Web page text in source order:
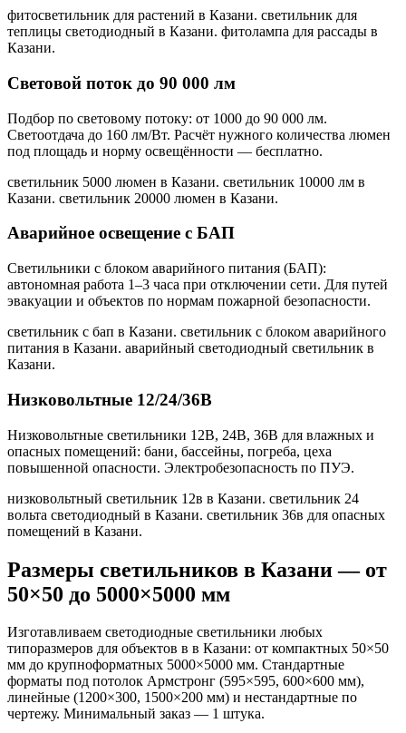
фитосветильник для растений в Казани. светильник для
теплицы светодиодный в Казани. фитолампа для рассады в
Казани.
Световой поток до 90 000 лм
Подбор по световому потоку: от 1000 до 90 000 лм.
Светоотдача до 160 лм/Вт. Расчёт нужного количества люмен
под площадь и норму освещённости — бесплатно.
светильник 5000 люмен в Казани. светильник 10000 лм в
Казани. светильник 20000 люмен в Казани.
Аварийное освещение с БАП
Светильники с блоком аварийного питания (БАП):
автономная работа 1–3 часа при отключении сети. Для путей
эвакуации и объектов по нормам пожарной безопасности.
светильник с бап в Казани. светильник с блоком аварийного
питания в Казани. аварийный светодиодный светильник в
Казани.
Низковольтные 12/24/36В
Низковольтные светильники 12В, 24В, 36В для влажных и
опасных помещений: бани, бассейны, погреба, цеха
повышенной опасности. Электробезопасность по ПУЭ.
низковольтный светильник 12в в Казани. светильник 24
вольта светодиодный в Казани. светильник 36в для опасных
помещений в Казани.
Размеры светильников в Казани— от
50×50 до 5000×5000 мм
Изготавливаем светодиодные светильники любых
типоразмеров для объектов в в Казани: от компактных 50×50
мм до крупноформатных 5000×5000 мм. Стандартные
форматы под потолок Армстронг (595×595, 600×600 мм),
линейные (1200×300, 1500×200 мм) и нестандартные по
чертежу. Минимальный заказ — 1 штука.